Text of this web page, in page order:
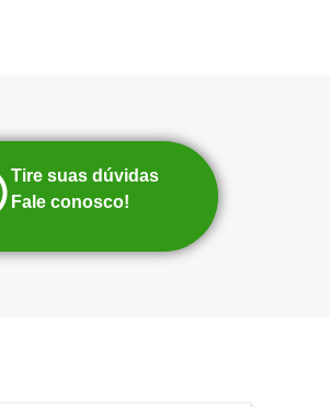
Tire suas dúvidas
Fale conosco!